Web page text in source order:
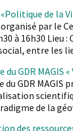
«Politique de la
par le
à 16h30
entre les
du GDR
du GDR
de la
des